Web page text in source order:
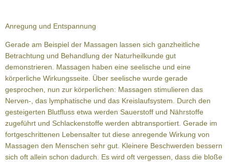
Anregung und Entspannung
Gerade am Beispiel der Massagen lassen sich ganzheitliche
Betrachtung und Behandlung der Naturheilkunde gut
demonstrieren. Massagen haben eine seelische und eine
körperliche Wirkungsseite. Über seelische wurde gerade
gesprochen, nun zur körperlichen: Massagen stimulieren das
Nerven-, das lymphatische und das Kreislaufsystem. Durch den
gesteigerten Blutfluss etwa werden Sauerstoff und Nährstoffe
zugeführt und Schlackenstoffe werden abtransportiert. Gerade im
fortgeschrittenen Lebensalter tut diese anregende Wirkung von
Massagen den Menschen sehr gut. Kleinere Beschwerden bessern
sich oft allein schon dadurch. Es wird oft vergessen, dass die bloße